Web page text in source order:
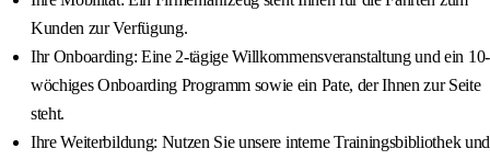
Kunden zur Verfügung.
Ihr Onboarding: Eine 2-tägige Willkommensveranstaltung und ein 10-
wöchiges Onboarding Programm sowie ein Pate, der Ihnen zur Seite
steht.
Ihre Weiterbildung: Nutzen Sie unsere interne Trainingsbibliothek und